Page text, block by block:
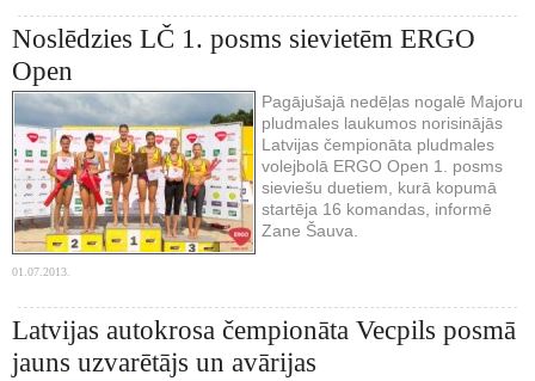
Noslēdzies LČ 1. posms sievietēm ERGO
Open
Pagājušajā nedēļas nogalē Majoru
pludmales laukumos norisinājās
Latvijas čempionāta pludmales
volejbolā ERGO Open 1. posms
sieviešu duetiem, kurā kopumā
startēja 16 komandas, informē
Zane Šauva.
01.07.2013.
Latvijas autokrosa čempionāta Vecpils posmā
jauns uzvarētājs un avārijas